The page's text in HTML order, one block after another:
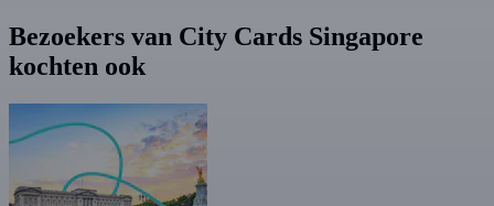
Bezoekers van City Cards Singapore
kochten ook